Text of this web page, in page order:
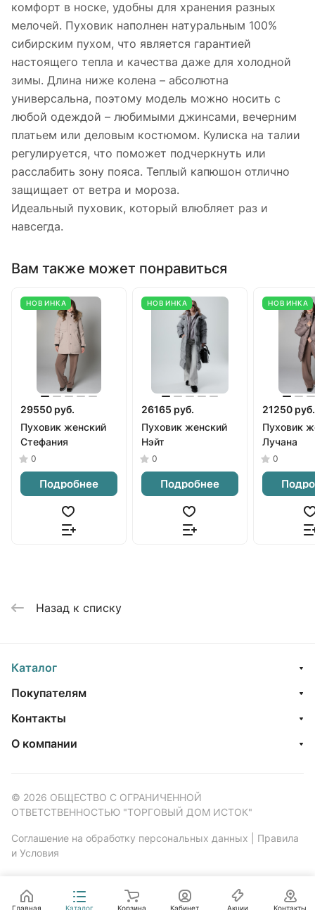
комфорт в носке, удобны для хранения разных
мелочей. Пуховик наполнен натуральным 100%
сибирским пухом, что является гарантией
настоящего тепла и качества даже для холодной
зимы. Длина ниже колена – абсолютна
универсальна, поэтому модель можно носить с
любой одеждой – любимыми джинсами, вечерним
платьем или деловым костюмом. Кулиска на талии
регулируется, что поможет подчеркнуть или
расслабить зону пояса. Теплый капюшон отлично
защищает от ветра и мороза.
Идеальный пуховик, который влюбляет раз и
навсегда.
Вам также может понравиться
НОВИНКА
29550 руб.
Пуховик женский
Стефания
0
Подробнее
НОВИНКА
26165 руб.
Пуховик женский
Нэйт
0
Подробнее
НОВИНКА
21250 руб.
Пуховик
Лучана
0
Назад к списку
Каталог
Покупателям
Контакты
О компании
© 2026 ОБЩЕСТВО С ОГРАНИЧЕННОЙ
ОТВЕТСТВЕННОСТЬЮ "ТОРГОВЫЙ ДОМ ИСТОК"
Соглашение на обработку персональных данных
Правила
и Условия
Главная Каталог Корзина Кабинет Акции Контакты